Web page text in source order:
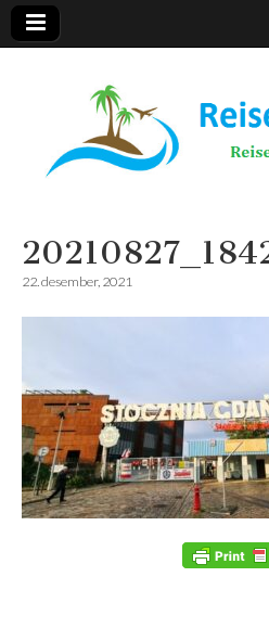
22. desember, 2021